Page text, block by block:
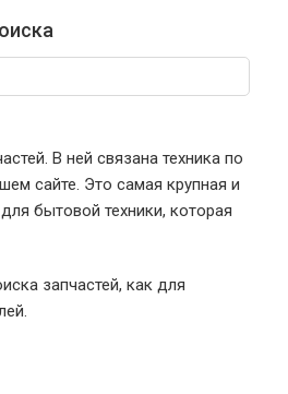
В ней связана техника по
сайте. Это самая крупная и
бытовой техники, которая
запчастей, как для